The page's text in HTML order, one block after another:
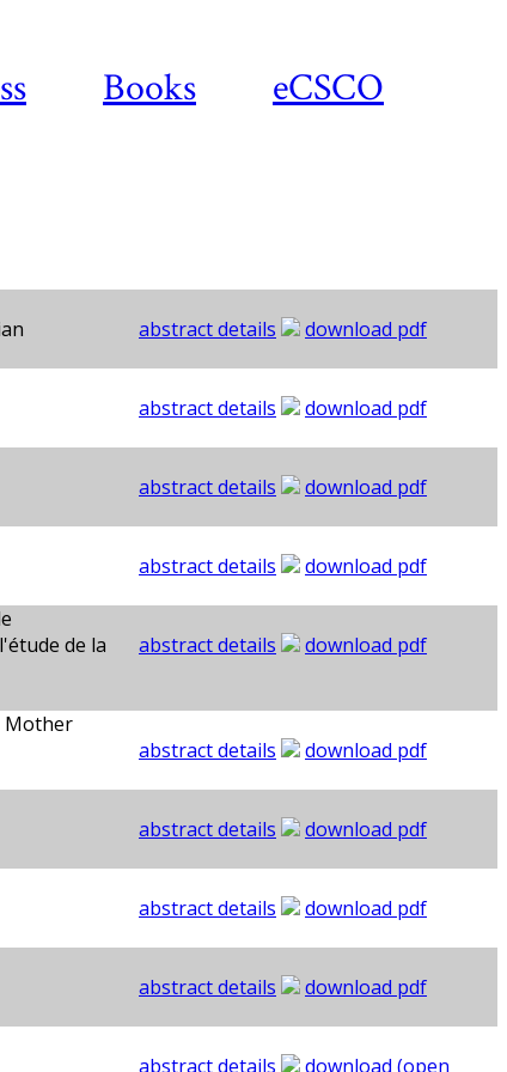
Books eCSCO
abstract details
download pdf
abstract details
download pdf
abstract details
download pdf
abstract details
download pdf
de la
abstract details download pdf
Mother
abstract details
download pdf
abstract details
download pdf
abstract details
download pdf
abstract details
download pdf
abstract details
download (open